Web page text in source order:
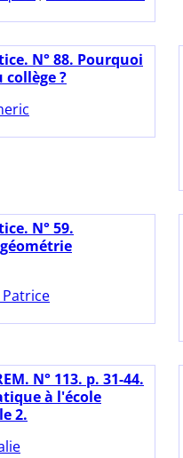
N° 88. Pourquoi
?
N° 59.
N° 113. p. 31-44.
à l'école
2.